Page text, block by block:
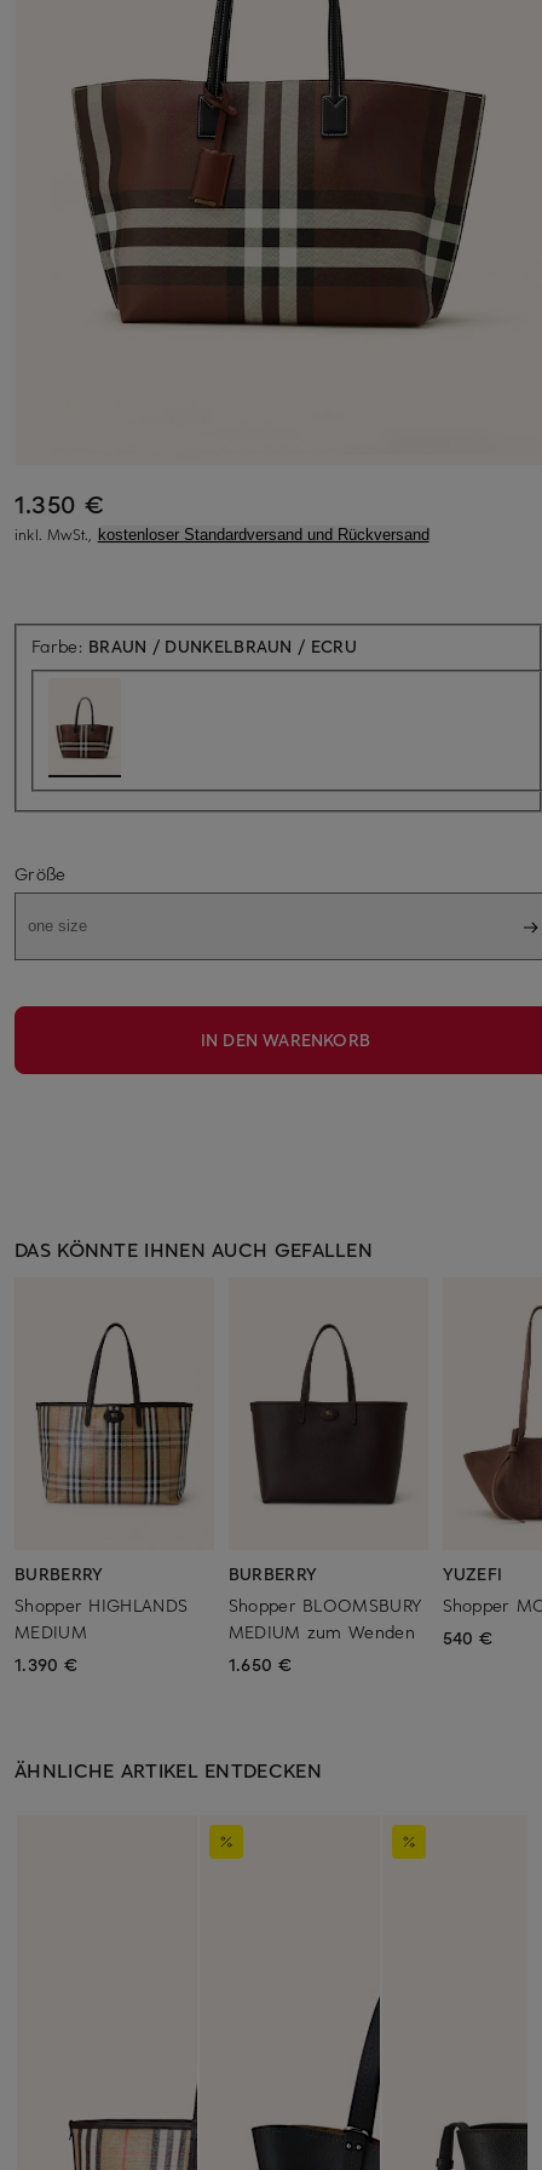
1.350 €
inkl. MwSt., kostenloser Standardversand und Rückversand
Farbe: BRAUN / DUNKELBRAUN / ECRU
Größe
one size
IN DEN WARENKORB
DAS KÖNNTE IHNEN AUCH GEFALLEN
BURBERRY
Shopper HIGHLANDS
MEDIUM
1.390 €
BURBERRY
Shopper BLOOMSBURY
MEDIUM zum Wenden
1.650 €
YUZEFI
Shopper
540 €
ÄHNLICHE ARTIKEL ENTDECKEN